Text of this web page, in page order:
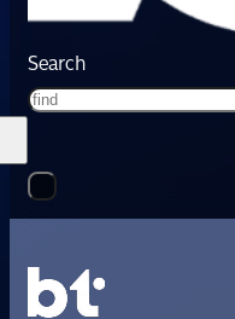
Search